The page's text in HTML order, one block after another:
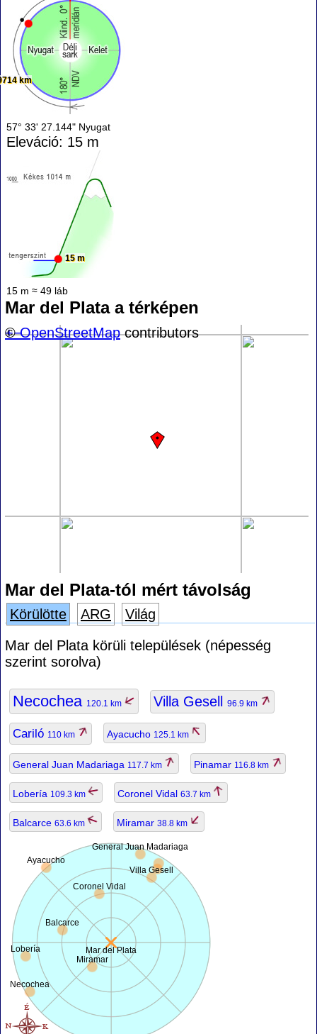
km
57° 33' 27.144" Nyugat
Eleváció: 15 m
15 m
15 m ≈ 49 láb
Mar del Plata a térképen
+−
©OpenStreetMapcontributors
Mar del Plata-tól mért távolság
Körülötte ARG
Világ
Mar del Plata körüli települések (népesség
szerint sorolva)
Necochea 120.1 km Villa Gesell 96.9 km
Cariló 110 km Ayacucho 125.1 km
General Juan Madariaga 117.7 km Pinamar 116.8 km
Lobería 109.3 km Coronel Vidal 63.7 km
Balcarce 63.6 km Miramar 38.8 km
Mar del Plata
Necochea
Villa Gesell
Ayacucho
General Juan Madariaga
Lobería
Coronel Vidal
Balcarce
Miramar